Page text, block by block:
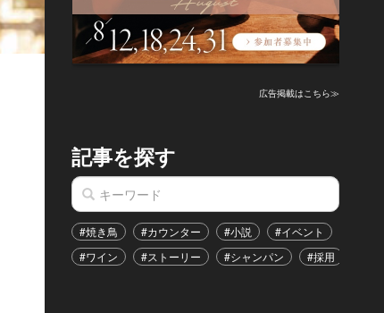
広告掲載はこちら≫
記事を探す
#焼き鳥 #カウンター #小説 #イベント
#ワイン
#ストーリー #シャンパン #採用